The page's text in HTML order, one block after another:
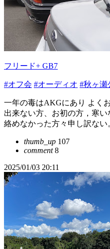
フリード+ GB7
#オフ会 #オーディオ #秋ヶ瀬
一年の毒はAKGにあり よく
出来ない方、お初の方，寒い
絡めなかった方々申し訳ない
thumb_up 107
comment8
2025/01/03 20:11